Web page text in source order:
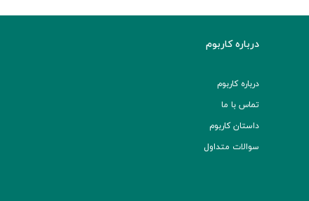
درباره کاربوم
درباره کاربوم
تماس با ما
داستان کاربوم
سوالات متداول